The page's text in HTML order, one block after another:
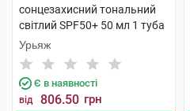
сонцезахисний тональний
світлий SPF50+ 50 мл 1 туба
Урьяж
Є в наявності
від 806.50 грн